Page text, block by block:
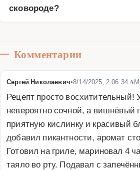
сковороде?
Комментарии
Сергей Николаевич•8/14/2025, 2:06:34 AM
Рецепт просто восхитительный!
невероятно сочной, а вишнёвый
приятную кислинку и красивый
добавил пикантности, аромат
Готовил на гриле, мариновал 4
таяло во рту. Подавал с